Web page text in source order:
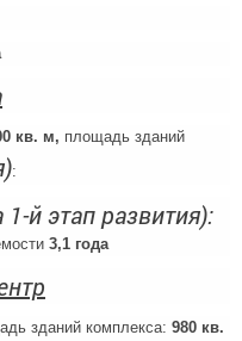
кв. м, площадь зданий
:
1-й этап развития):
3,1 года
зданий комплекса: 980 кв.